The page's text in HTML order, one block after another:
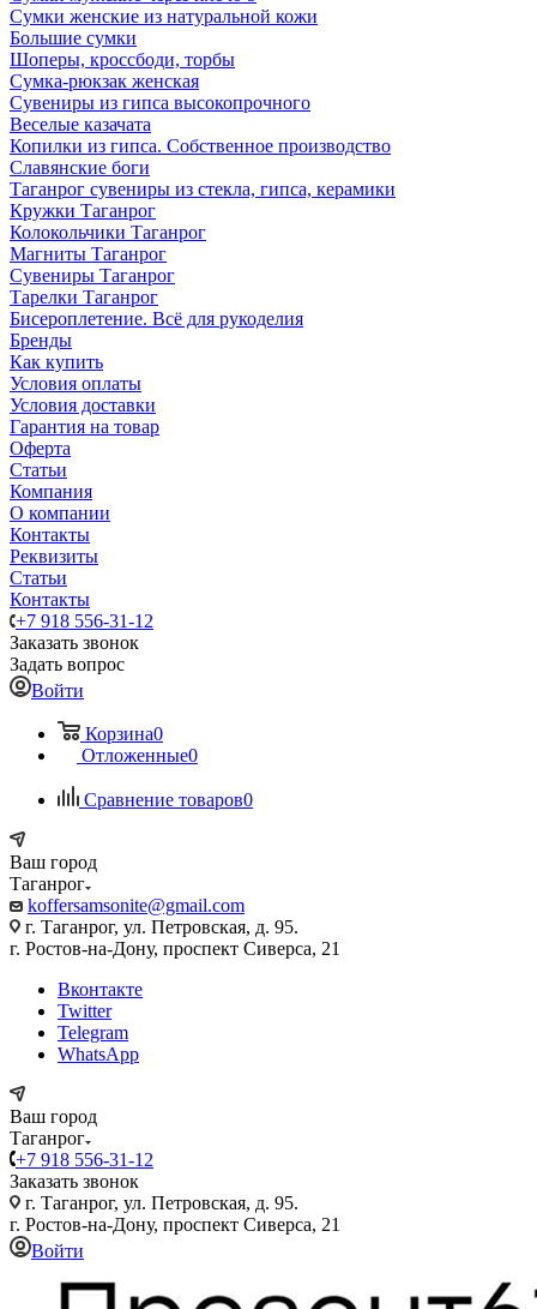
Сумки женские из натуральной кожи
Большие сумки
Шоперы, кроссбоди, торбы
Сумка-рюкзак женская
Сувениры из гипса высокопрочного
Веселые казачата
Копилки из гипса. Собственное производство
Славянские боги
Таганрог сувениры из стекла, гипса, керамики
Кружки Таганрог
Колокольчики Таганрог
Магниты Таганрог
Сувениры Таганрог
Тарелки Таганрог
Бисероплетение. Всё для рукоделия
Бренды
Как купить
Условия оплаты
Условия доставки
Гарантия на товар
Оферта
Статьи
Компания
О компании
Контакты
Реквизиты
Статьи
Контакты
+7 918 556-31-12
Заказать звонок
Задать вопрос
Войти
Корзина0
Отложенные0
Сравнение товаров0
Ваш город
Таганрог
koffersamsonite@gmail.com
г. Таганрог, ул. Петровская, д. 95.
г. Ростов-на-Дону, проспект Сиверса, 21
Вконтакте
Twitter
Telegram
WhatsApp
Ваш город
Таганрог
+7 918 556-31-12
Заказать звонок
г. Таганрог, ул. Петровская, д. 95.
г. Ростов-на-Дону, проспект Сиверса, 21
Войти